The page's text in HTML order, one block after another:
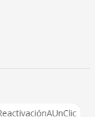
ReactivaciónAUnClic